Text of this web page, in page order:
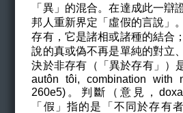
「異」的混合。在達成此一辯
邦人重新界定「虛假的言說」
存有，它是諸相或諸種的結合
說的真或偽不再是單純的對立
決於非存有（「異於存有」）
autôn tôi,combination with
260e5)。判斷（意見，
「假」指的是「不同於存有